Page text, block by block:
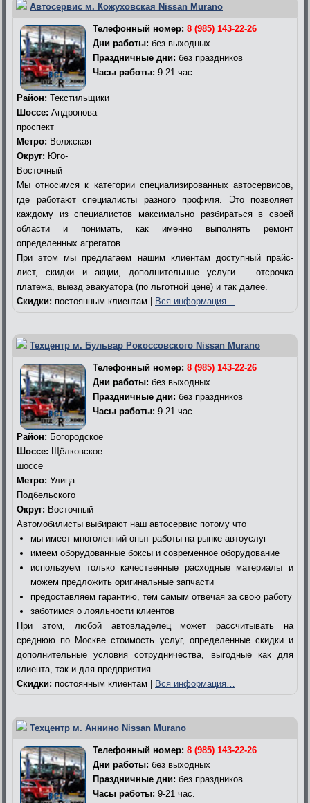
Автосервис м. Кожуховская Nissan Murano
Телефонный номер: 8 (985) 143-22-26
Дни работы: без выходных
Праздничные дни: без праздников
Часы работы: 9-21 час.
Район: Текстильщики
Шоссе: Андропова
проспект
Метро: Волжская
Округ: Юго-
Восточный
Мы относимся к категории специализированных автосервисов,
где работают специалисты разного профиля. Это позволяет
каждому из специалистов максимально разбираться в своей
области и понимать, как именно выполнять ремонт
определенных агрегатов.
При этом мы предлагаем нашим клиентам доступный прайс-
лист, скидки и акции, дополнительные услуги – отсрочка
платежа, выезд эвакуатора (по льготной цене) и так далее.
Скидки: постоянным клиентам | Вся информация…
Техцентр м. Бульвар Рокоссовского Nissan Murano
Телефонный номер: 8 (985) 143-22-26
Дни работы: без выходных
Праздничные дни: без праздников
Часы работы: 9-21 час.
Район: Богородское
Шоссе: Щёлковское
шоссе
Метро: Улица
Подбельского
Округ: Восточный
Автомобилисты выбирают наш автосервис потому что
мы имеет многолетний опыт работы на рынке автоуслуг
имеем оборудованные боксы и современное оборудование
используем только качественные расходные материалы и
можем предложить оригинальные запчасти
предоставляем гарантию, тем самым отвечая за свою работу
заботимся о лояльности клиентов
При этом, любой автовладелец может рассчитывать на
среднюю по Москве стоимость услуг, определенные скидки и
дополнительные условия сотрудничества, выгодные как для
клиента, так и для предприятия.
Скидки: постоянным клиентам | Вся информация…
Техцентр м. Аннино Nissan Murano
Телефонный номер: 8 (985) 143-22-26
Дни работы: без выходных
Праздничные дни: без праздников
Часы работы: 9-21 час.